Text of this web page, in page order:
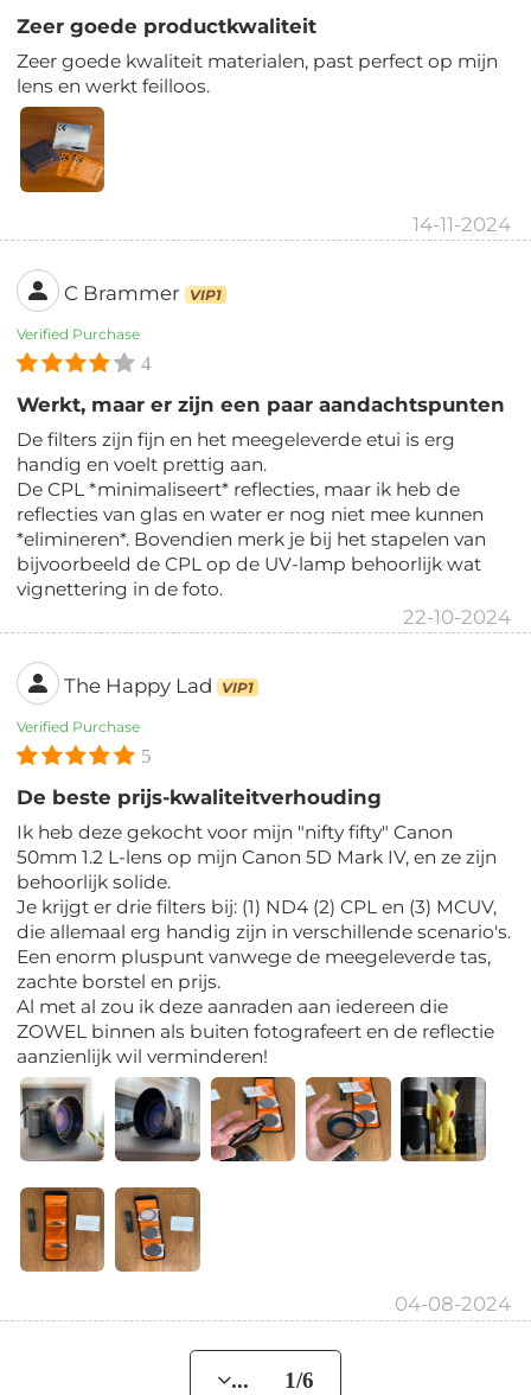
Zeer goede productkwaliteit
Zeer goede kwaliteit materialen, past perfect op mijn
lens en werkt feilloos.
14-11-2024
C Brammer VIP1
Verified Purchase
4
Werkt, maar er zijn een paar aandachtspunten
De filters zijn fijn en het meegeleverde etui is erg
handig en voelt prettig aan.
De CPL *minimaliseert* reflecties, maar ik heb de
reflecties van glas en water er nog niet mee kunnen
*elimineren*. Bovendien merk je bij het stapelen van
bijvoorbeeld de CPL op de UV-lamp behoorlijk wat
vignettering in de foto.
22-10-2024
The Happy Lad VIP1
Verified Purchase
5
De beste prijs-kwaliteitverhouding
Ik heb deze gekocht voor mijn "nifty fifty" Canon
50mm 1.2 L-lens op mijn Canon 5D Mark IV, en ze zijn
behoorlijk solide.
Je krijgt er drie filters bij: (1) ND4 (2) CPL en (3) MCUV,
die allemaal erg handig zijn in verschillende scenario's.
Een enorm pluspunt vanwege de meegeleverde tas,
zachte borstel en prijs.
Al met al zou ik deze aanraden aan iedereen die
ZOWEL binnen als buiten fotografeert en de reflectie
aanzienlijk wil verminderen!
04-08-2024
... 1/6